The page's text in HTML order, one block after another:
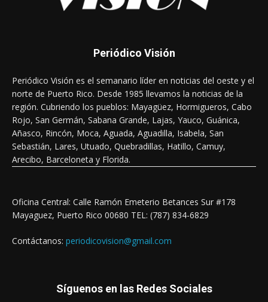
Periódico Visión
Periódico Visión es el semanario líder en noticias del oeste y el
norte de Puerto Rico. Desde 1985 llevamos la noticias de la
región. Cubriendo los pueblos: Mayagüez, Hormigueros, Cabo
Rojo, San Germán, Sabana Grande, Lajas, Yauco, Guánica,
Añasco, Rincón, Moca, Aguada, Aguadilla, Isabela, San
Sebastián, Lares, Utuado, Quebradillas, Hatillo, Camuy,
Arecibo, Barceloneta y Florida.
Oficina Central: Calle Ramón Emeterio Betances Sur #178
Mayaguez, Puerto Rico 00680 TEL: (787) 834-6829
Contáctanos: periodicovision@gmail.com
Síguenos en las Redes Sociales